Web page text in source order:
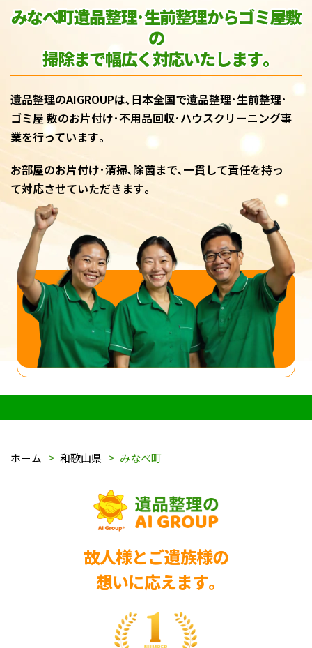
みなべ町遺品整理･生前整理からゴミ屋敷
の
掃除まで幅広く対応いたします｡
遺品整理のAIGROUPは､日本全国で遺品整理･生前整理･
ゴミ屋 敷のお片付け･不用品回収･ハウスクリーニング事
業を行っています｡
お部屋のお片付け･清掃､除菌まで､一貫して責任を持っ
て対応させていただきます｡
ホーム 和歌山県 みなべ町
故人様とご遺族様の
想いに応えます｡